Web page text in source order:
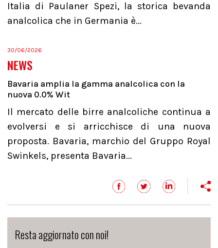
Italia di Paulaner Spezi, la storica bevanda
analcolica che in Germania è...
30/06/2026
NEWS
Bavaria amplia la gamma analcolica con la
nuova 0.0% Wit
Il mercato delle birre analcoliche continua a
evolversi e si arricchisce di una nuova
proposta. Bavaria, marchio del Gruppo Royal
Swinkels, presenta Bavaria...
Resta aggiornato con noi!